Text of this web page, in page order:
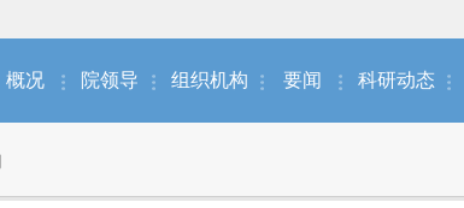
概况 院领导 组织机构 要闻 科研动态